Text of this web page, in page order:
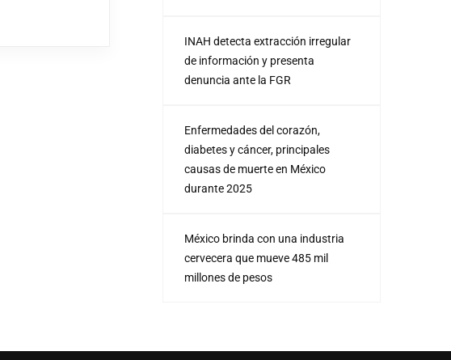
INAH detecta extracción irregular
de información y presenta
denuncia ante la FGR
Enfermedades del corazón,
diabetes y cáncer, principales
causas de muerte en México
durante 2025
México brinda con una industria
cervecera que mueve 485 mil
millones de pesos